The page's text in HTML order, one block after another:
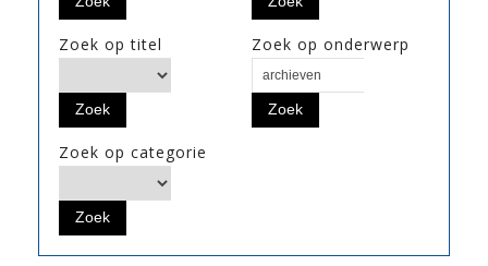
Zoek op titel Zoek op onderwerp
Zoek op categorie